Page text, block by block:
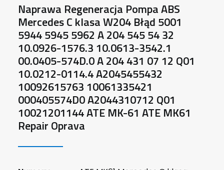
Naprawa Regeneracja Pompa ABS
Mercedes C klasa W204 Błąd 5001
5944 5945 5962 A 204 545 54 32
10.0926-1576.3 10.0613-3542.1
00.0405-574D.0 A 204 431 07 12 Q01
10.0212-0114.4 A2045455432
10092615763 10061335421
000405574D0 A2044310712 Q01
10021201144 ATE MK-61 ATE MK61
Repair Oprava